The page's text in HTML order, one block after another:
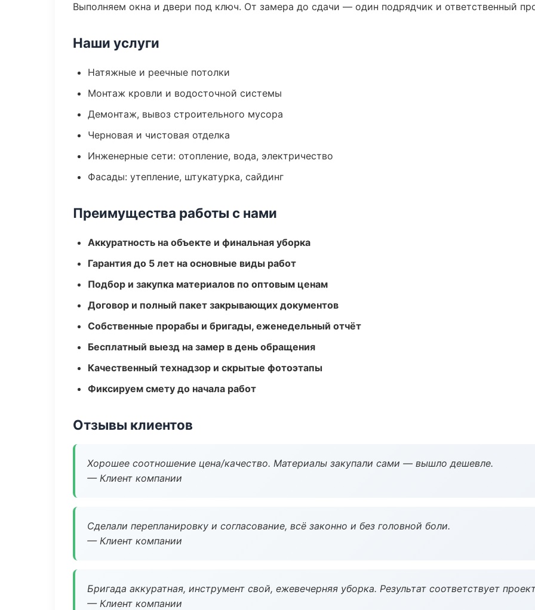
Выполняем окна и двери под ключ. От замера до сдачи — один подрядчик и ответственный
Наши услуги
Натяжные и реечные потолки
Монтаж кровли и водосточной системы
Демонтаж, вывоз строительного мусора
Черновая и чистовая отделка
Инженерные сети: отопление, вода, электричество
Фасады: утепление, штукатурка, сайдинг
Преимущества работы с нами
Аккуратность на объекте и финальная уборка
Гарантия до 5 лет на основные виды работ
Подбор и закупка материалов по оптовым ценам
Договор и полный пакет закрывающих документов
Собственные прорабы и бригады, еженедельный отчёт
Бесплатный выезд на замер в день обращения
Качественный технадзор и скрытые фотоэтапы
Фиксируем смету до начала работ
Отзывы клиентов
Хорошее соотношение цена/качество. Материалы закупали сами — вышло дешевле.
— Клиент компании
Сделали перепланировку и согласование, всё законно и без головной боли.
— Клиент компании
Бригада аккуратная, инструмент свой, ежевечерняя уборка. Результат соответствует
— Клиент компании